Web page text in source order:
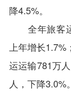
降4.5%。
全年旅客运
上年增长
运运输781万
人，下降3.0%。